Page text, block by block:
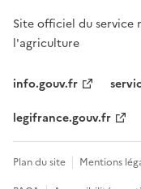
Site officiel du service
l'agriculture
info.gouv.fr
legifrance.gouv.fr
Plan du site Mentions